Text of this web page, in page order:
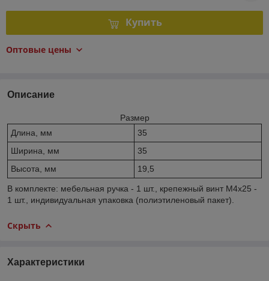
Купить
Оптовые цены
Описание
Размер
Длина, мм
35
Ширина, мм
35
Высота, мм
19,5
В комплекте: мебельная ручка - 1 шт., крепежный винт M4х25 -
1 шт., индивидуальная упаковка (полиэтиленовый пакет).
Скрыть
Характеристики